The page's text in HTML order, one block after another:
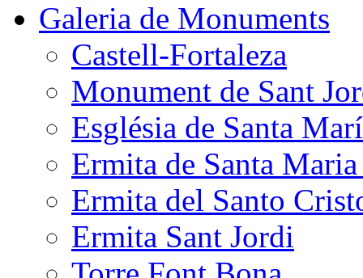
Galeria de Monuments
Castell-Fortaleza
Monument de Sant
Església de Santa
Ermita de Santa
Ermita del Santo
Ermita Sant Jordi